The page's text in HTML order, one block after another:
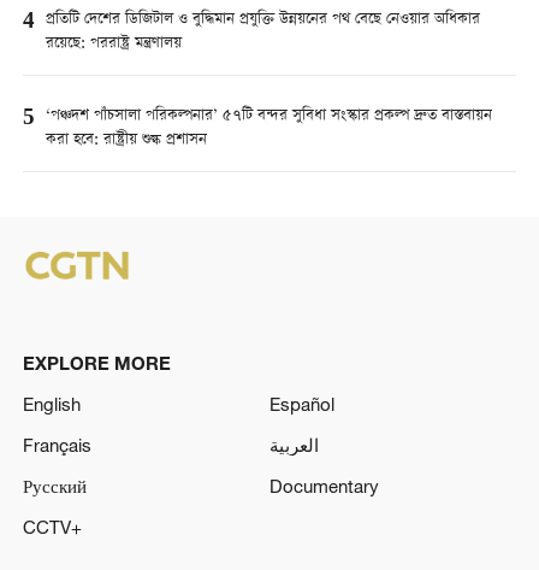
4 প্রতিটি দেশের ডিজিটাল ও বুদ্ধিমান প্রযুক্তি উন্নয়নের পথ বেছে নেওয়ার অধিকার
রয়েছে: পররাষ্ট্র মন্ত্রণালয়
5 ‘পঞ্চদশ পাঁচসালা পরিকল্পনার’ ৫৭টি বন্দর সুবিধা সংস্কার প্রকল্প দ্রুত বাস্তবায়ন
করা হবে: রাষ্ট্রীয় শুল্ক প্রশাসন
EXPLORE MORE
English
Español
Français
العربية
Русский
Documentary
CCTV+